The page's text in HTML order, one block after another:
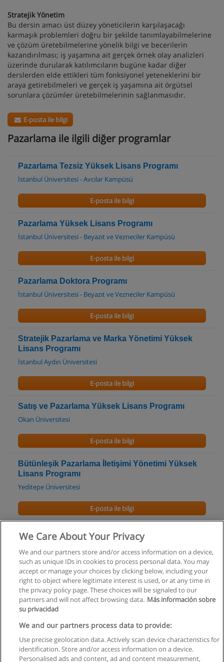
Stratejik Yönetim
Bu dersin amacı üst düzey yöneticilerin karşılaşacağı
karmaşık problemleri doğru bir şekilde tanımlayabilmelerine
ve çözüm üretebilmelerine yönelik bilgi ve becerilerin
kazandırılması; iş yaşamına ait gerçek örnek olay analizleri
üzerinde durularak katılımcıların bugüne kadar diğer
derslerden elde ettikleri tüm fonksiyonel yeteneklerini bir
araya getirebilmeleri ve gerçek iş yaşamına ait örgütsel
sorunlara çözümler üretebilmelerinin sağlanmasıdır.
E-posta ile bilgi
Pazarlama ile ilgili diğer programlar
Pazarlama Tezsiz Yüksek Lisans Programı
İstanbul Üniversitesi - Avcılar Kampüsü
E-posta ile bilgi
Pazarlama Yüksek Lisans Programı
İstanbul Üniversitesi - Beyazıt ve Vezneciler Kampüsü
E-posta ile bilgi
Pazarlama Doktora Programı
İstanbul Üniversitesi - Beyazıt ve Vezneciler Kampüsü
E-posta ile bilgi
Stratejik Pazarlama ve Marka Yönetimi Yüksek
Lisans Programı
İstanbul Aydın Üniversitesi
E-posta ile bilgi
Satış ve Pazarlama Yüksek Lisans Programı
Okan Üniversitesi
E-posta ile bilgi
Bütünleşik Pazarlama İletişimi Yönetimi Yüksek
Lisans Programı
Yeditepe Üniversitesi
E-posta ile bilgi
M.A Program in Economics
E-posta ile bilgi
Kullanım koşulları
Gizlilik politikası
İletişim Educaedu
We Care About Your Privacy
We and our partners store and/or access information on a device,
such as unique IDs in cookies to process personal data. You may
accept or manage your choices by clicking below, including your
right to object where legitimate interest is used, or at any time in
the privacy policy page. These choices will be signaled to our
partners and will not affect browsing data. Más información sobre
su privacidad
We and our partners process data to provide:
Use precise geolocation data. Actively scan device characteristics for
identification. Store and/or access information on a device.
Personalised ads and content, ad and content measurement,